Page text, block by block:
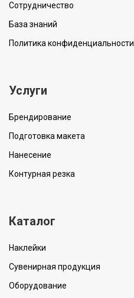
Сотрудничество
База знаний
Политика конфиденциальности
Услуги
Брендирование
Подготовка макета
Нанесение
Контурная резка
Каталог
Наклейки
Сувенирная продукция
Оборудование